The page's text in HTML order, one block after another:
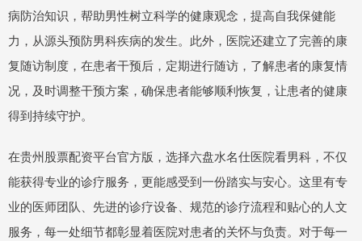
病防治知识，帮助男性树立科学的健康观念，提高自我保健能
力，从源头预防男科疾病的发生。此外，医院还建立了完善的康
复随访制度，在患者干预后，定期进行随访，了解患者的康复情
况，及时调整干预方案，确保患者能够顺利恢复，让患者的健康
得到持续守护。
在贵州股票配资平台官方版，选择六盘水名仕医院看男科，不仅
能获得专业的诊疗服务，更能感受到一份踏实与安心。这里有专
业的医师团队、先进的诊疗设备、规范的诊疗流程和贴心的人文
服务，每一处细节都彰显着医院对患者的关怀与负责。对于每一